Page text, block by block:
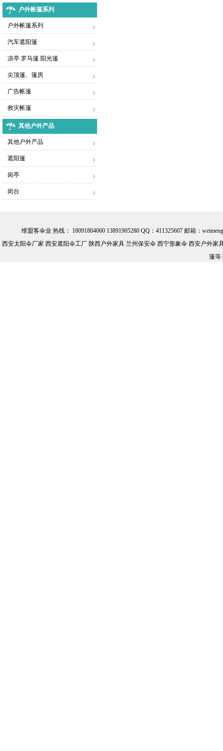
户外帐篷系列
户外帐篷系列
汽车遮阳篷
凉亭 罗马篷 阳光篷
尖顶篷、篷房
广告帐篷
救灾帐篷
其他户外产品
其他户外产品
遮阳篷
岗亭
岗台
维盟客伞业 热线： 18091804060 13891905280 QQ：411325607 邮箱：
西安太阳伞厂家 西安遮阳伞工厂 陕西户外家具 兰州保安伞 西宁形象伞 西安户外
篷等